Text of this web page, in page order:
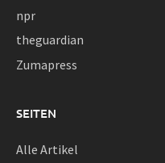
npr
theguardian
Zumapress
SEITEN
Alle Artikel